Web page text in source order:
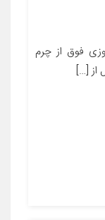
فوق از چرم
از […]